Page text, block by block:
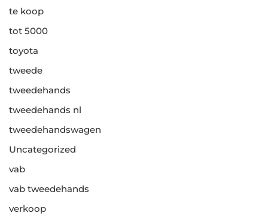
te koop
tot 5000
toyota
tweede
tweedehands
tweedehands nl
tweedehandswagen
Uncategorized
vab
vab tweedehands
verkoop